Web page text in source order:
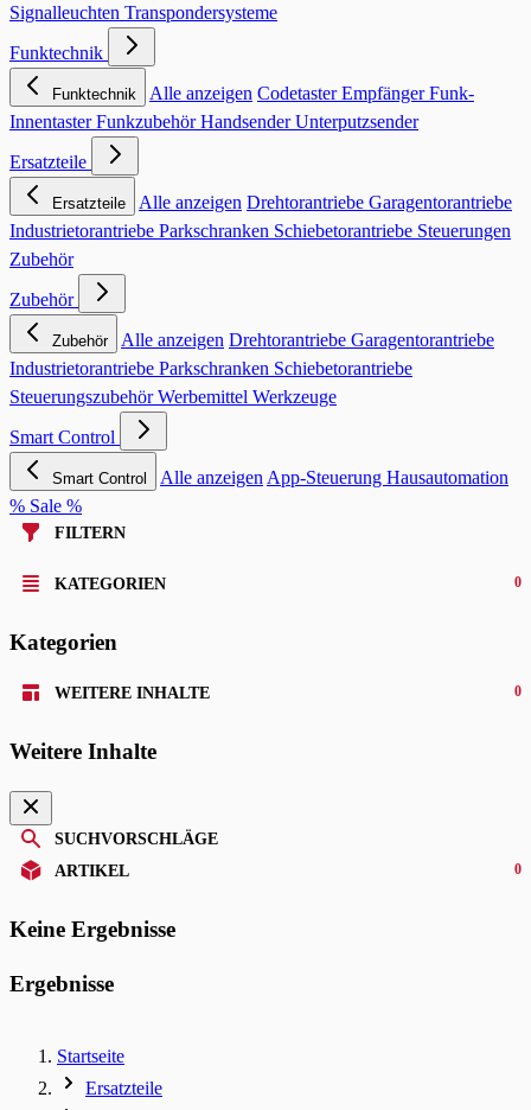
Signalleuchten Transpondersysteme
Funktechnik
Funktechnik Alle anzeigen CodetasterEmpfängerFunk-
InnentasterFunkzubehörHandsenderUnterputzsender
Ersatzteile
Ersatzteile Alle anzeigen Drehtorantriebe Garagentorantriebe
Industrietorantriebe Parkschranken Schiebetorantriebe Steuerungen
Zubehör
Zubehör
Zubehör Alle anzeigen Drehtorantriebe Garagentorantriebe
Industrietorantriebe Parkschranken Schiebetorantriebe
SteuerungszubehörWerbemittel Werkzeuge
Smart Control
Smart Control Alle anzeigen App-Steuerung Hausautomation
% Sale %
FILTERN
KATEGORIEN 0
Kategorien
WEITERE INHALTE 0
Weitere Inhalte
SUCHVORSCHLÄGE
ARTIKEL
0
Keine Ergebnisse
Ergebnisse
Startseite
Ersatzteile